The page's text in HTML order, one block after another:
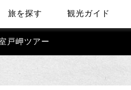
旅を探す 観光ガイド
戸岬ツアー